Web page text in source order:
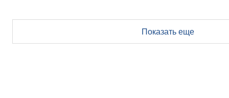
Показать еще